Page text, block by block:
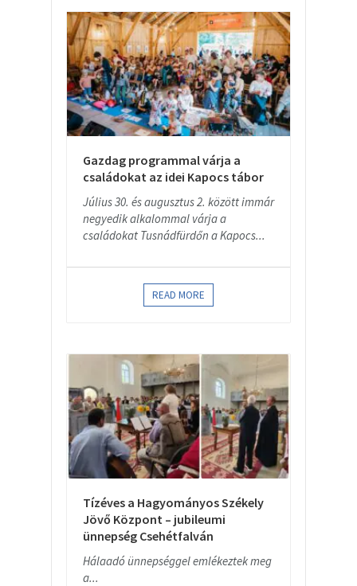
Gazdag programmal várja a
családokat az idei Kapocs tábor
Július 30. és augusztus 2. között immár
negyedik alkalommal várja a
családokat Tusnádfürdőn a Kapocs...
READ MORE
Tízéves a Hagyományos Székely
Jövő Központ – jubileumi
ünnepség Csehétfalván
Hálaadó ünnepséggel emlékeztek meg
a...